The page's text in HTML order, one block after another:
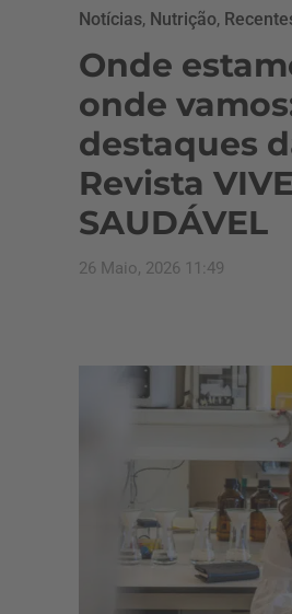
Notícias, Nutrição,
Onde
onde
destaques
Revista
SAUDÁVEL
26 Maio, 2026 11:49